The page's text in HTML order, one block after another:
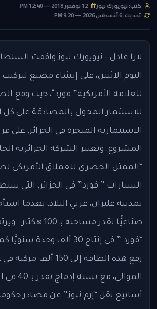
كتب: نيويورك نيوز
تحديث: 6 أغسطس 2026 — 9:20 PM
لارا عادل - نيويورك نيوز وافقت
اليوم الاثنين، على إنشاء مصنع
للعلامة الأمريكية” فورد“، حيث وقع
للاستثمار المخول بالمصادقة على كل
الاستثمارية المنجزة في الجزائر، على
“الممثل الحصري للعملاق الأمريكي
السيارات ” فورد” في الجزائر، التي
بمدينة غليزان، غربي البلاد، بعدما
صناعيًّا تقدر مساحته
“فورد ” في إنتاج 30 ألف وحدة
رفع هذه الطاقة إلى 150
الموالي، مع
أسابيع نقل “إرم نيوز” عن مصادر